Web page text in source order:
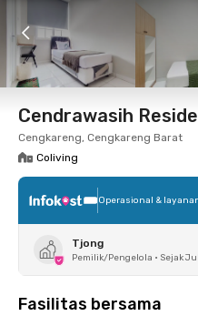
8 Agt 26 - Belum
Foto Fasilitas bersama
Cendrawasih
Cengkareng, Cengkareng Barat
Coliving
Operasional &
Tjong
Pemilik/Pengelola • Sejak
Fasilitas bersama